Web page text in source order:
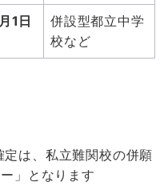
1日
併設型都立中学
校など
は、私立難関校の併願
」となります